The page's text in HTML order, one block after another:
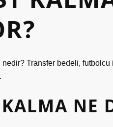
Transfer bedeli,
KALMA NE